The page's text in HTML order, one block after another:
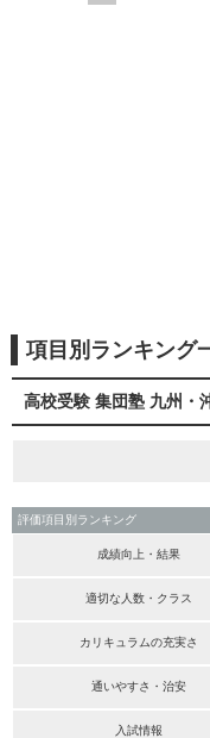
項目別ランキング
高校受験 集団塾 九州・
評価項目別ランキング
成績向上・結果
適切な人数・クラス
カリキュラムの充実さ
通いやすさ・治安
入試情報